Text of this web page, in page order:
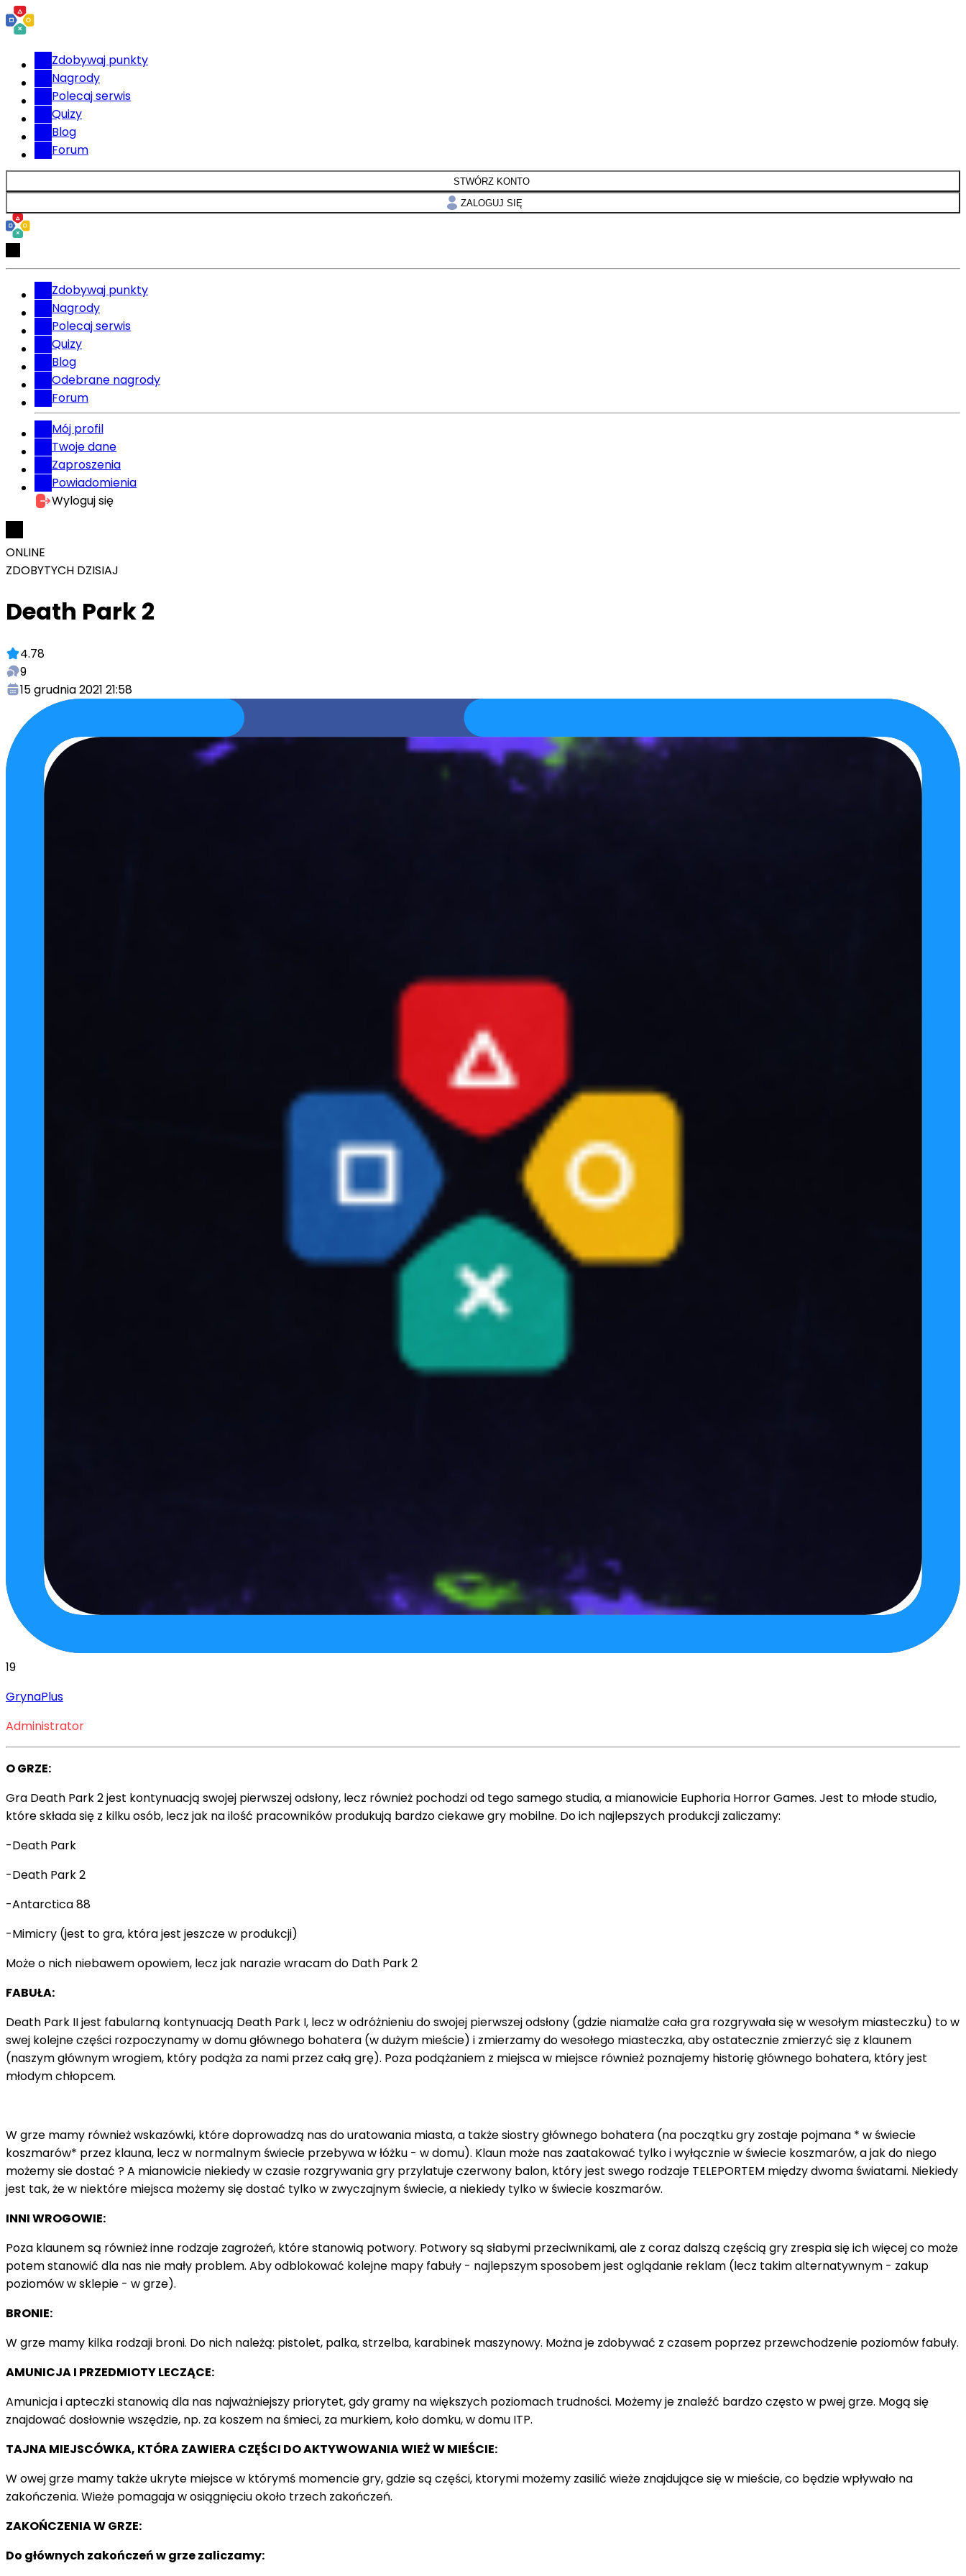
Zdobywaj punkty
Nagrody
Polecaj serwis
Quizy
Blog
Forum
STWÓRZ KONTO
ZALOGUJ SIĘ
Zdobywaj punkty
Nagrody
Polecaj serwis
Quizy
Blog
Odebrane nagrody
Forum
Mój profil
Twoje dane
Zaproszenia
Powiadomienia
Wyloguj się
ONLINE
ZDOBYTYCH DZISIAJ
Death Park 2
4.78
9
15 grudnia 2021 21:58
19
GrynaPlus
Administrator
O GRZE:
Gra Death Park 2 jest kontynuacją swojej pierwszej odsłony, lecz również pochodzi od tego samego studia, a mianowicie Euphoria Horror Games. Jest to młode studio,
które składa się z kilku osób, lecz jak na ilość pracowników produkują bardzo ciekawe gry mobilne. Do ich najlepszych produkcji zaliczamy:
-Death Park
-Death Park 2
-Antarctica 88
-Mimicry (jest to gra, która jest jeszcze w produkcji)
Może o nich niebawem opowiem, lecz jak narazie wracam do Dath Park 2
FABUŁA:
Death Park II jest fabularną kontynuacją Death Park I, lecz w odróżnieniu do swojej pierwszej odsłony (gdzie niamalże cała gra rozgrywała się w wesołym miasteczku) to w
swej kolejne części rozpoczynamy w domu głównego bohatera (w dużym mieście) i zmierzamy do wesołego miasteczka, aby ostatecznie zmierzyć się z klaunem
(naszym głównym wrogiem, który podąża za nami przez całą grę). Poza podążaniem z miejsca w miejsce również poznajemy historię głównego bohatera, który jest
młodym chłopcem.
W grze mamy również wskazówki, które doprowadzą nas do uratowania miasta, a także siostry głównego bohatera (na początku gry zostaje pojmana * w świecie
koszmarów* przez klauna, lecz w normalnym świecie przebywa w łóżku - w domu). Klaun może nas zaatakować tylko i wyłącznie w świecie koszmarów, a jak do niego
możemy sie dostać ? A mianowicie niekiedy w czasie rozgrywania gry przylatuje czerwony balon, który jest swego rodzaje TELEPORTEM między dwoma światami. Niekiedy
jest tak, że w niektóre miejsca możemy się dostać tylko w zwyczajnym świecie, a niekiedy tylko w świecie koszmarów.
INNI WROGOWIE:
Poza klaunem są również inne rodzaje zagrożeń, które stanowią potwory. Potwory są słabymi przeciwnikami, ale z coraz dalszą częścią gry zrespia się ich więcej co może
potem stanowić dla nas nie mały problem. Aby odblokować kolejne mapy fabuły - najlepszym sposobem jest oglądanie reklam (lecz takim alternatywnym - zakup
poziomów w sklepie - w grze).
BRONIE:
W grze mamy kilka rodzaji broni. Do nich należą: pistolet, palka, strzelba, karabinek maszynowy. Można je zdobywać z czasem poprzez przewchodzenie poziomów fabuły.
AMUNICJA I PRZEDMIOTY LECZĄCE:
Amunicja i apteczki stanowią dla nas najważniejszy priorytet, gdy gramy na większych poziomach trudności. Możemy je znaleźć bardzo często w pwej grze. Mogą się
znajdować dosłownie wszędzie, np. za koszem na śmieci, za murkiem, koło domku, w domu ITP.
TAJNA MIEJSCÓWKA, KTÓRA ZAWIERA CZĘŚCI DO AKTYWOWANIA WIEŻ W MIEŚCIE:
W owej grze mamy także ukryte miejsce w którymś momencie gry, gdzie są części, ktorymi możemy zasilić wieże znajdujące się w mieście, co będzie wpływało na
zakończenia. Wieże pomagaja w osiągnięciu około trzech zakończeń.
ZAKOŃCZENIA W GRZE:
Do głównych zakończeń w grze zaliczamy: